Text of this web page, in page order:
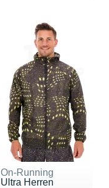
On-Running
Ultra Herren